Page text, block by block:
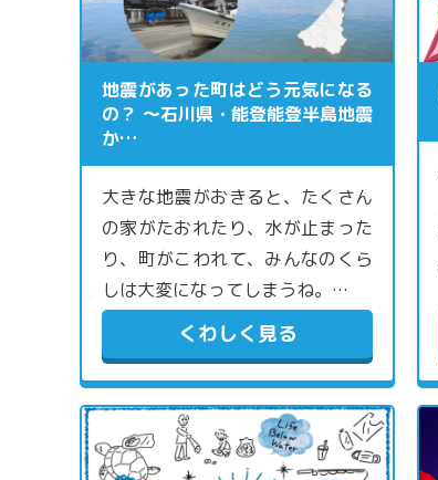
地震があった町はどう元気になる
の？ 〜石川県・能登能登半島地震
か…
大きな地震がおきると、たくさん
の家がたおれたり、水が止まった
り、町がこわれて、みんなのくら
しは大変になってしまうね。…
くわしく見る